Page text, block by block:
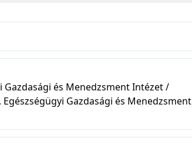
Gazdasági és Menedzsment Intézet /
Gazdasági és Menedzsment